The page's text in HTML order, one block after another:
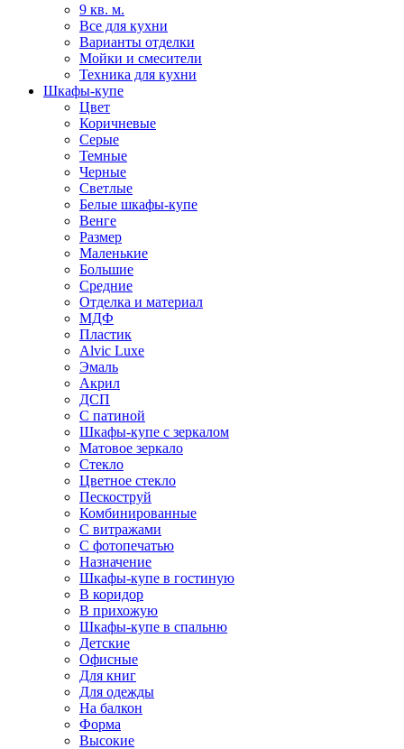
9 кв. м.
Все для кухни
Варианты отделки
Мойки и смесители
Техника для кухни
Шкафы-купе
Цвет
Коричневые
Серые
Темные
Черные
Светлые
Белые шкафы-купе
Венге
Размер
Маленькие
Большие
Средние
Отделка и материал
МДФ
Пластик
Alvic Luxe
Эмаль
Акрил
ДСП
С патиной
Шкафы-купе с зеркалом
Матовое зеркало
Стекло
Цветное стекло
Пескоструй
Комбинированные
С витражами
С фотопечатью
Назначение
Шкафы-купе в гостиную
В коридор
В прихожую
Шкафы-купе в спальню
Детские
Офисные
Для книг
Для одежды
На балкон
Форма
Высокие